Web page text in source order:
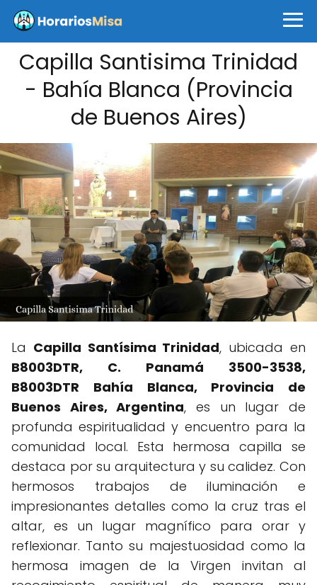
Capilla Santisima Trinidad
- Bahía Blanca (Provincia
de Buenos Aires)
La Capilla Santísima Trinidad, ubicada en
B8003DTR, C. Panamá 3500-3538,
B8003DTR Bahía Blanca, Provincia de
Buenos Aires, Argentina, es un lugar de
profunda espiritualidad y encuentro para la
comunidad local. Esta hermosa capilla se
destaca por su arquitectura y su calidez. Con
hermosos trabajos de iluminación e
impresionantes detalles como la cruz tras el
altar, es un lugar magnífico para orar y
reflexionar. Tanto su majestuosidad como la
hermosa imagen de la Virgen invitan al